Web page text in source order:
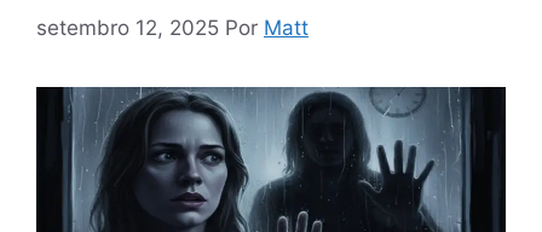
setembro 12, 2025 Por Matt